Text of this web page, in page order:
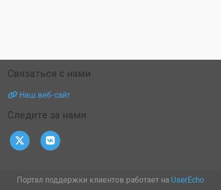
Связаться с нами
Наш веб-сайт
Следите за нами
Портал поддержки клиентов работает на UserEcho